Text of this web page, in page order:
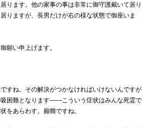
ります。他の家事の事は非常に御守護戴いて居り
りますが、長男だけが右の様な状態で御座いま
願い申上げます。
すね。その解決がつかなければいけないんですが
困難となります——こういう症状はみんな死霊で
をあらわす。癲癇ですね。